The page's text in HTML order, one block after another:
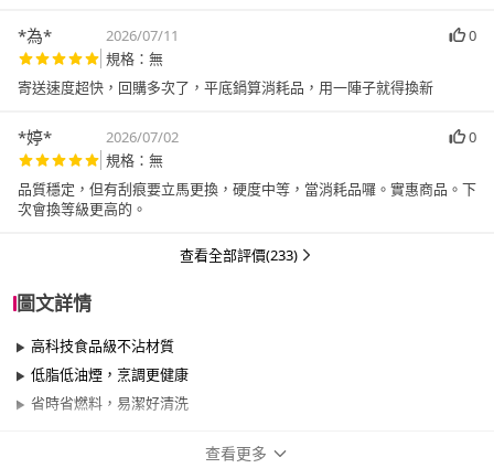
*為* 2026/07/11
0
規格：無
寄送速度超快，回購多次了，平底鍋算消耗品，用一陣子就得換新
*婷* 2026/07/02
0
規格：無
品質穩定，但有刮痕要立馬更換，硬度中等，當消耗品囉。實惠商品。￼下
次會換等級更高的。
查看全部評價(233)
圖文詳情
高科技食品級不沾材質
低脂低油煙，烹調更健康
省時省燃料，易潔好清洗
查看更多